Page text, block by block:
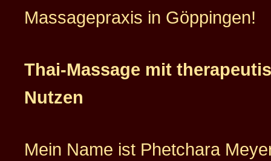
Massagepraxis in Göppingen!
Thai-Massage mit
Nutzen
Mein Name ist Phetchara